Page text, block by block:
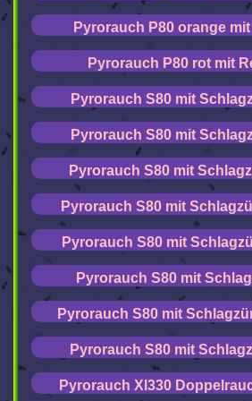
Pyrorauch P80 orange
Pyrorauch P80 rot mit
Pyrorauch S80 mit
Pyrorauch S80 mit
Pyrorauch S80 mit
Pyrorauch S80 mit
Pyrorauch S80 mit
Pyrorauch S80 mit
Pyrorauch S80 mit
Pyrorauch S80 mit
Pyrorauch Xl330